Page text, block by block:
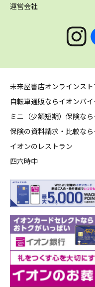
運営会社
未来屋書店オンラインスト
自転車通販ならイオンバイ
ミニ（少額短期）保険な
保険の資料請求・比較な
イオンのレストラン
四六時中